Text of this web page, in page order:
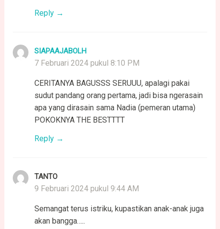
Reply
SIAPAAJABOLH
7 Februari 2024 pukul 8:10 PM
CERITANYA BAGUSSS SERUUU, apalagi pakai
sudut pandang orang pertama, jadi bisa ngerasain
apa yang dirasain sama Nadia (pemeran utama)
POKOKNYA THE BESTTTT
Reply
TANTO
9 Februari 2024 pukul 9:44 AM
Semangat terus istriku, kupastikan anak-anak juga
akan bangga…..